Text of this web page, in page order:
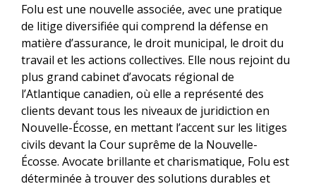
Folu est une nouvelle associée, avec une pratique
de litige diversifiée qui comprend la défense en
matière d’assurance, le droit municipal, le droit du
travail et les actions collectives. Elle nous rejoint du
plus grand cabinet d’avocats régional de
l’Atlantique canadien, où elle a représenté des
clients devant tous les niveaux de juridiction en
Nouvelle-Écosse, en mettant l’accent sur les litiges
civils devant la Cour suprême de la Nouvelle-
Écosse. Avocate brillante et charismatique, Folu est
déterminée à trouver des solutions durables et